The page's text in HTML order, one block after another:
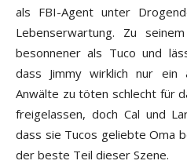
als FBI-Agent unter
Lebenserwartung. Zu
besonnener als Tuco und
dass Jimmy wirklich nur ein
Anwälte zu töten schlecht für
freigelassen, doch Cal und
dass sie Tucos geliebte Oma
der beste Teil dieser Szene.